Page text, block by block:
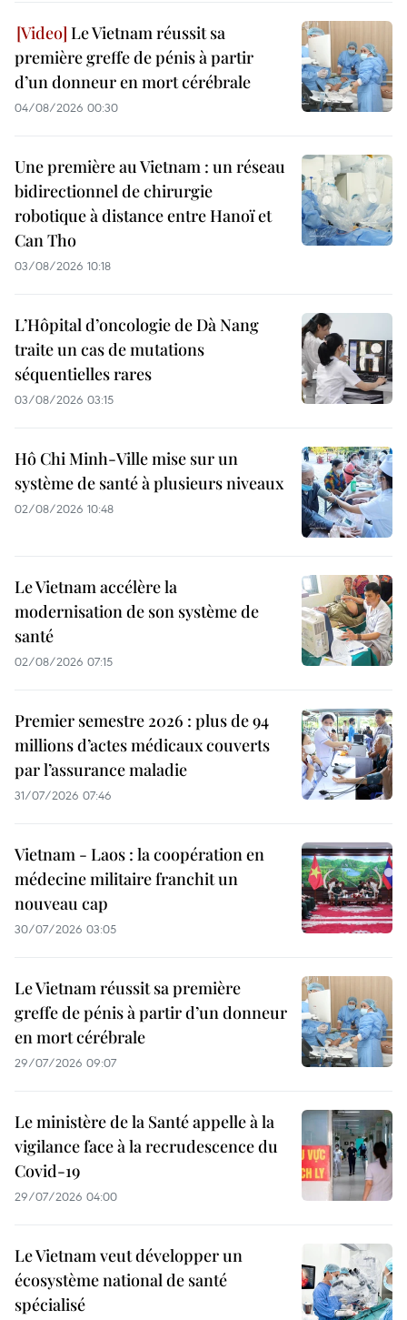
Le Vietnam réussit sa
première greffe de pénis à partir
d’un donneur en mort cérébrale
04/08/2026 00:30
Une première au Vietnam : un réseau
bidirectionnel de chirurgie
robotique à distance entre Hanoï et
Can Tho
03/08/2026 10:18
L’Hôpital d’oncologie de Dà Nang
traite un cas de mutations
séquentielles rares
03/08/2026 03:15
Hô Chi Minh-Ville mise sur un
système de santé à plusieurs niveaux
02/08/2026 10:48
Le Vietnam accélère la
modernisation de son système de
santé
02/08/2026 07:15
Premier semestre 2026 : plus de 94
millions d’actes médicaux couverts
par l’assurance maladie
31/07/2026 07:46
Vietnam - Laos : la coopération en
médecine militaire franchit un
nouveau cap
30/07/2026 03:05
Le Vietnam réussit sa première
greffe de pénis à partir d’un donneur
en mort cérébrale
29/07/2026 09:07
Le ministère de la Santé appelle à la
vigilance face à la recrudescence du
Covid-19
29/07/2026 04:00
Le Vietnam veut développer un
écosystème national de santé
spécialisé